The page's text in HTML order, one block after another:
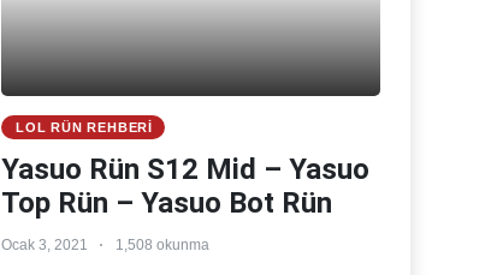
LOL RÜN REHBERI
Yasuo Rün S12 Mid – Yasuo
Top Rün – Yasuo Bot Rün
Ocak 3, 2021 1,508 okunma